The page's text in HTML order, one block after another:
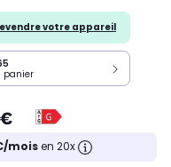
votre appareil
panier
moisen 20x